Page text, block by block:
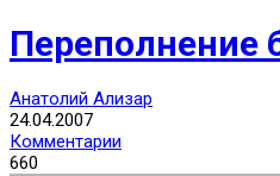
Переполнение
Анатолий Ализар
24.04.2007
Комментарии
660